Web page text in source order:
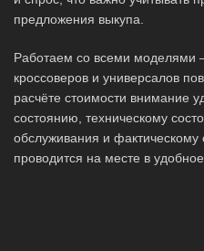
предложения выкупа.
Работаем со всеми моделями
кроссоверов и универсалов
расчёте стоимости внимание
состоянию, техническому
обслуживания и
проводится на месте в